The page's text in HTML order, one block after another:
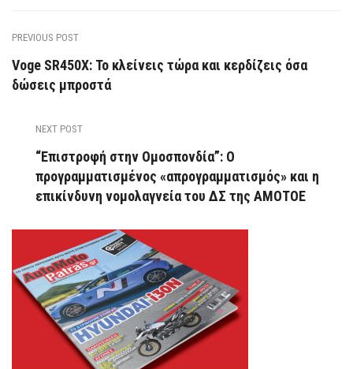
PREVIOUS POST
Voge SR450X: Το κλείνεις τώρα και κερδίζεις όσα
δώσεις μπροστά
NEXT POST
“Επιστροφή στην Ομοσπονδία”: Ο
προγραμματισμένος «απρογραμματισμός» και η
επικίνδυνη νομολαγνεία του ΔΣ της ΑΜΟΤΟΕ